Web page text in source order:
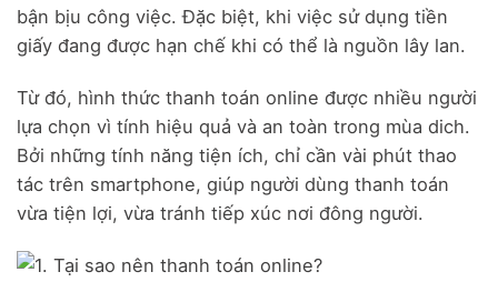
bận bịu công việc. Đặc biệt, khi việc sử dụng tiền
giấy đang được hạn chế khi có thể là nguồn lây lan.
Từ đó, hình thức thanh toán online được nhiều người
lựa chọn vì tính hiệu quả và an toàn trong mùa dich.
Bởi những tính năng tiện ích, chỉ cần vài phút thao
tác trên smartphone, giúp người dùng thanh toán
vừa tiện lợi, vừa tránh tiếp xúc nơi đông người.